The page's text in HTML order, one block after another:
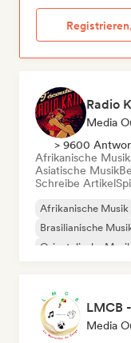
Radio
Media
> 9600
Afrikanische Musik
Asiatische Musik
Schreibe Artikel
Afrikanische Musik
Brasilianische
Orientalische Musik
LMCB
Media